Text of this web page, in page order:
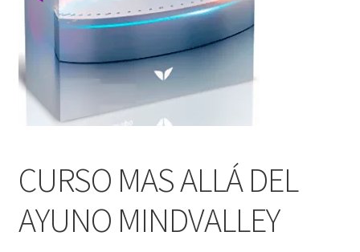
CURSO MAS ALLÁ DEL
AYUNO MINDVALLEY